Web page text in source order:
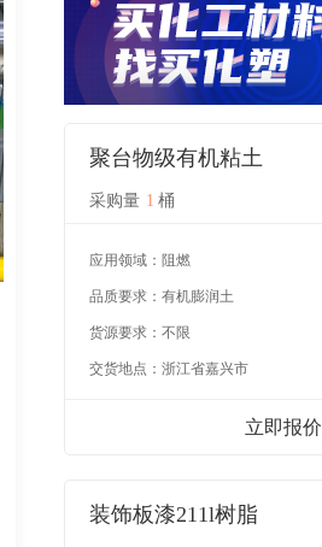
聚台物级有机粘土
采购量 1 桶
应用领域： 阻燃
品质要求： 有机膨润土
货源要求： 不限
交货地点： 浙江省嘉兴市
立即报价
装饰板漆211l树脂